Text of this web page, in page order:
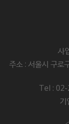
사
주소 : 서울시 구로
Tel :